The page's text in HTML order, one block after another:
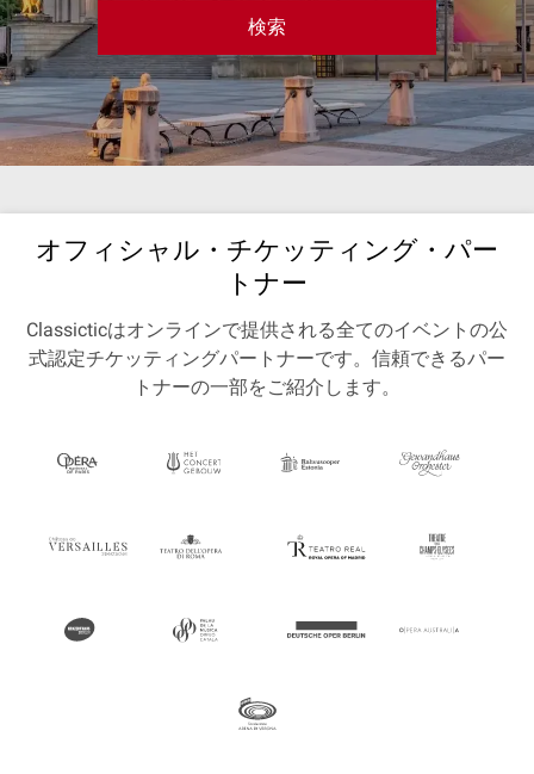
検索
オフィシャル・チケッティング・パー
トナー
Classicticはオンラインで提供される全てのイベントの公
式認定チケッティングパートナーです。信頼できるパー
トナーの一部をご紹介します。